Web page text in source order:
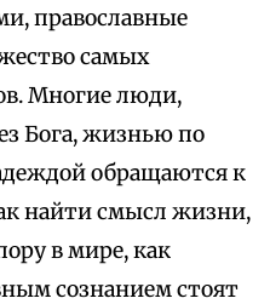
православные
самых
Многие люди,
Бога, жизнью по
обращаются к
найти смысл жизни,
в мире, как
сознанием стоят